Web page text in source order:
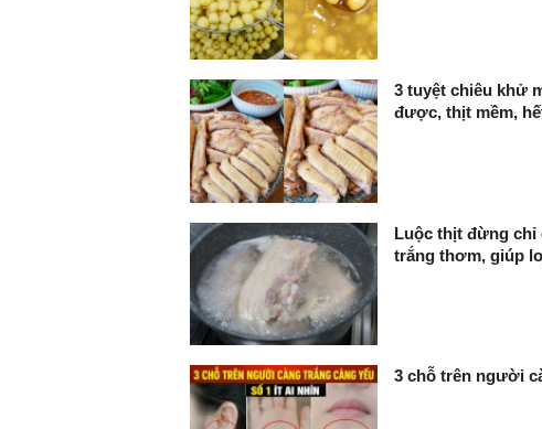
3 tuyệt chiêu khử
được, thịt mềm,
Luộc thịt đừng chỉ
trắng thơm, giúp
3 chỗ trên người